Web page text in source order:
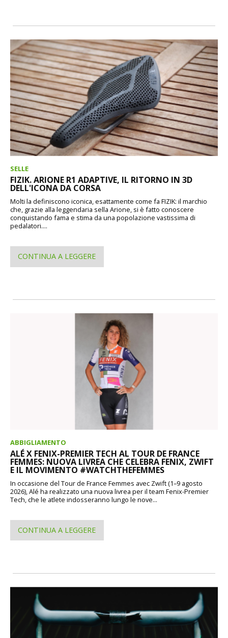
SELLE
FIZIK. ARIONE R1 ADAPTIVE, IL RITORNO IN 3D
DELL'ICONA DA CORSA
Molti la definiscono iconica, esattamente come fa FIZIK: il marchio
che, grazie alla leggendaria sella Arione, si è fatto conoscere
conquistando fama e stima da una popolazione vastissima di
pedalatori....
CONTINUA A LEGGERE
ABBIGLIAMENTO
ALÉ X FENIX-PREMIER TECH AL TOUR DE FRANCE
FEMMES: NUOVA LIVREA CHE CELEBRA FENIX, ZWIFT
E IL MOVIMENTO #WATCHTHEFEMMES
In occasione del Tour de France Femmes avec Zwift (1–9 agosto
2026), Alé ha realizzato una nuova livrea per il team Fenix-Premier
Tech, che le atlete indosseranno lungo le nove...
CONTINUA A LEGGERE